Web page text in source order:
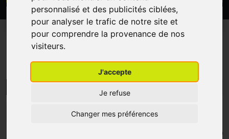
personnalisé et des publicités ciblées,
pour analyser le trafic de notre site et
pour comprendre la provenance de nos
visiteurs.
J'accepte
Je refuse
Changer mes préférences
CATÉGORIES PROMOS
Autres aliments